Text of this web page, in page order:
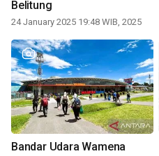
Belitung
24 January 2025 19:48 WIB, 2025
Bandar Udara Wamena